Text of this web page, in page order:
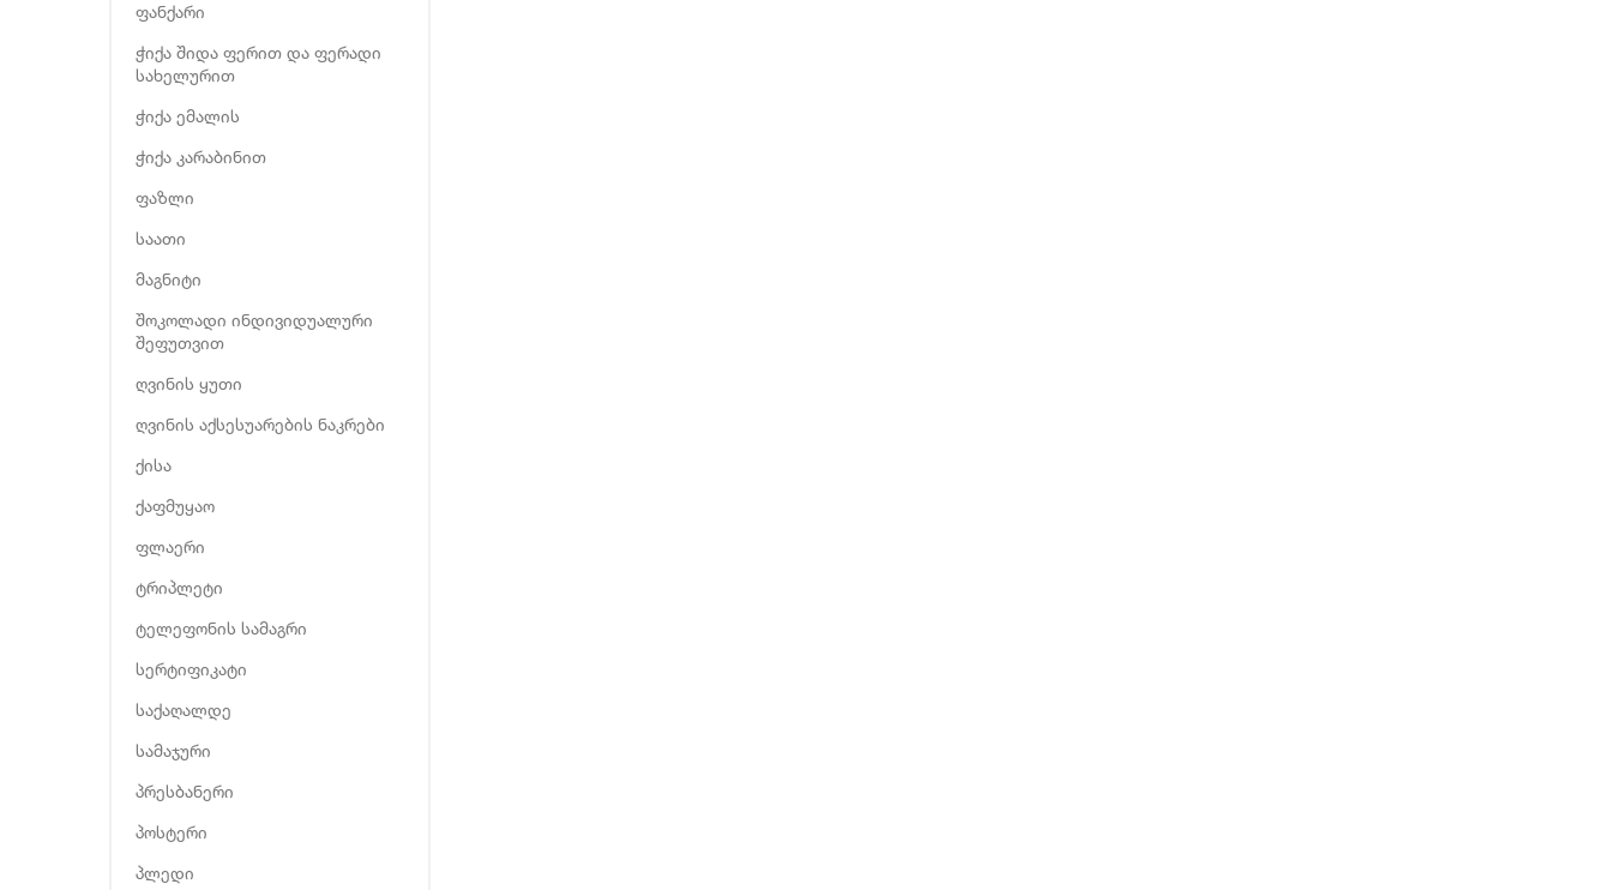
ფანქარი
ჭიქა შიდა ფერით და ფერადი
სახელურით
ჭიქა ემალის
ჭიქა კარაბინით
ფაზლი
საათი
მაგნიტი
შოკოლადი ინდივიდუალური
შეფუთვით
ღვინის ყუთი
ღვინის აქსესუარების ნაკრები
ქისა
ქაფმუყაო
ფლაერი
ტრიპლეტი
ტელეფონის სამაგრი
სერტიფიკატი
საქაღალდე
სამაჯური
პრესბანერი
პოსტერი
პლედი